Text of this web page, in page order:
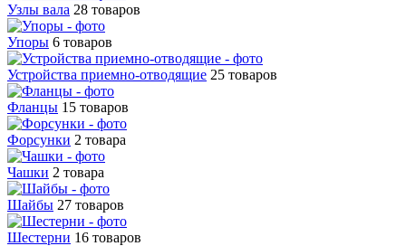
Узлы вала 28 товаров
Упоры 6 товаров
Устройства приемно-отводящие 25 товаров
Фланцы 15 товаров
Форсунки 2 товара
Чашки 2 товара
Шайбы 27 товаров
Шестерни 16 товаров